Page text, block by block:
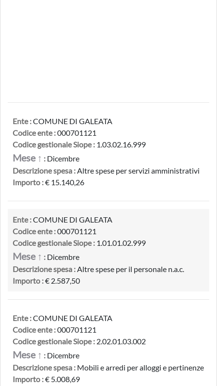
Ente :COMUNE DI GALEATA
Codice ente :000701121
Codice gestionale Siope : 1.03.02.16.999
Mese ↑ : Dicembre
Descrizione spesa :Altre spese per servizi amministrativi
Importo :€ 15.140,26
Ente :COMUNE DI GALEATA
Codice ente :000701121
Codice gestionale Siope : 1.01.01.02.999
Mese ↑ : Dicembre
Descrizione spesa :Altre spese per il personale n.a.c.
Importo :€ 2.587,50
Ente :COMUNE DI GALEATA
Codice ente :000701121
Codice gestionale Siope : 2.02.01.03.002
Mese ↑ : Dicembre
Descrizione spesa : Mobili e arredi per alloggi e pertinenze
Importo :€ 5.008,69